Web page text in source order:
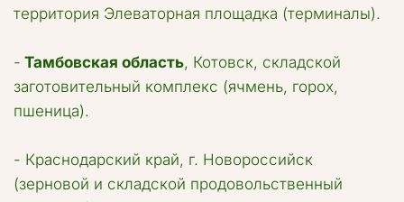
территория Элеваторная площадка (терминалы).
- Тамбовская область, Котовск, складской
заготовительный комплекс (ячмень, горох,
пшеница).
- Краснодарский край, г. Новороссийск
(зерновой и складской продовольственный